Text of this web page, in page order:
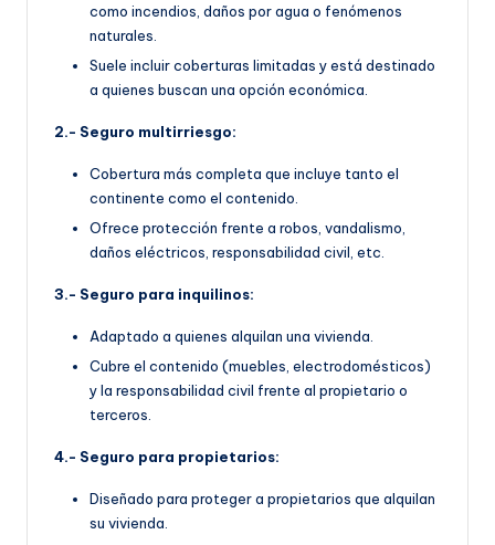
como incendios, daños por agua o fenómenos
naturales.
Suele incluir coberturas limitadas y está destinado
a quienes buscan una opción económica.
2.- Seguro multirriesgo:
Cobertura más completa que incluye tanto el
continente como el contenido.
Ofrece protección frente a robos, vandalismo,
daños eléctricos, responsabilidad civil, etc.
3.- Seguro para inquilinos:
Adaptado a quienes alquilan una vivienda.
Cubre el contenido (muebles, electrodomésticos)
y la responsabilidad civil frente al propietario o
terceros.
4.- Seguro para propietarios:
Diseñado para proteger a propietarios que alquilan
su vivienda.